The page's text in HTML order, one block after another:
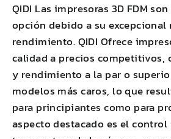
QIDI Las impresoras 3D FDM
opción debido a su
rendimiento.QIDI Ofrece
calidad a precios competitivos,
y rendimiento a la par o
modelos más caros, lo que
para principiantes como para
aspecto destacado es el